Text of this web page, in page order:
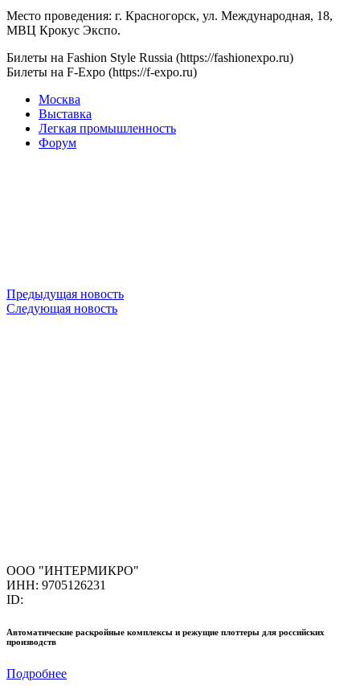
Место проведения: г. Красногорск, ул. Международная, 18,
МВЦ Крокус Экспо.
Билеты на Fashion Style Russia (https://fashionexpo.ru)
Билеты на F-Expo (https://f-expo.ru)
Москва
Выставка
Легкая промышленность
Форум
Предыдущая новость
Следующая новость
ООО "ИНТЕРМИКРО"
ИНН: 9705126231
ID:
Автоматические раскройные комплексы и режущие плоттеры для российских
производств
Подробнее